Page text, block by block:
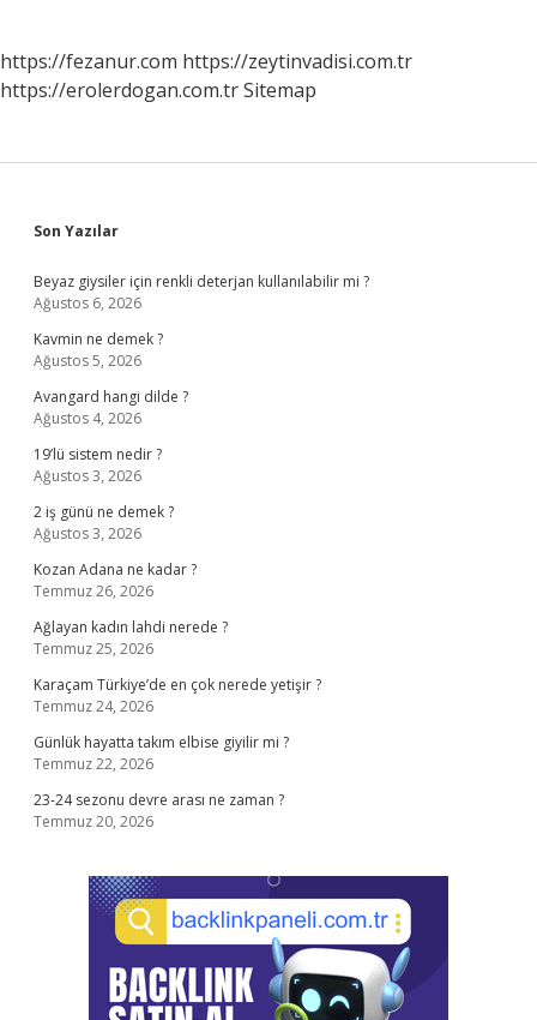
https://fezanur.com https://zeytinvadisi.com.tr
https://erolerdogan.com.trSitemap
Sidebar
Son Yazılar
Beyaz giysiler için renkli deterjan kullanılabilir mi ?
Ağustos 6, 2026
Kavmin ne demek ?
Ağustos 5, 2026
Avangard hangi dilde ?
Ağustos 4, 2026
19’lü sistem nedir ?
Ağustos 3, 2026
2 iş günü ne demek ?
Ağustos 3, 2026
Kozan Adana ne kadar ?
Temmuz 26, 2026
Ağlayan kadın lahdi nerede ?
Temmuz 25, 2026
Karaçam Türkiye’de en çok nerede yetişir ?
Temmuz 24, 2026
Günlük hayatta takım elbise giyilir mi ?
Temmuz 22, 2026
23-24 sezonu devre arası ne zaman ?
Temmuz 20, 2026